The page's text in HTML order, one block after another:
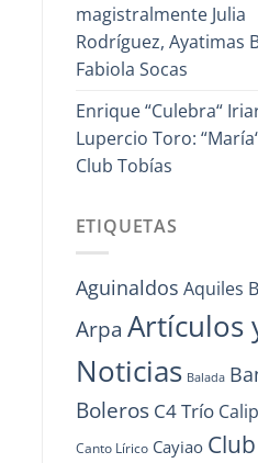
magistralmente Julia
Rodríguez, Ayatimas
Fabiola Socas
Enrique “Culebra“
Lupercio Toro:
Club Tobías
ETIQUETAS
Aguinaldos Aquiles
Arpa Artículos
Noticias Balada
Boleros C4 Trío
Canto Lírico Cayiao Club